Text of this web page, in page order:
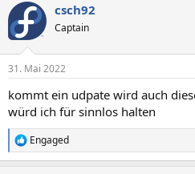
k
t
i
e
:
csch92
Captain
31. Mai 2022
kommt ein udpate wird auch
würd ich für sinnlos halten
R
e
Engaged